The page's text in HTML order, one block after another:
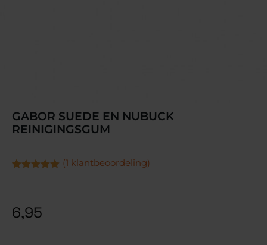
GABOR SUEDE EN NUBUCK
REINIGINGSGUM
klantbeoordeling
(1 klantbeoordeling)
6,95